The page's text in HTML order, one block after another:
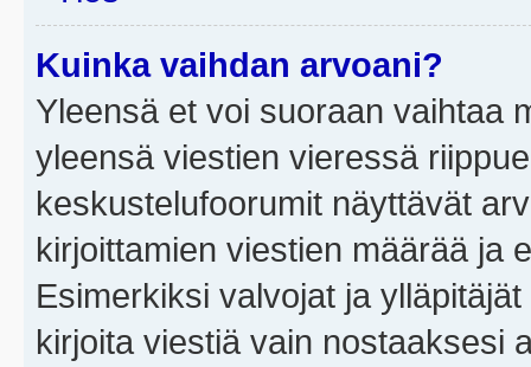
Kuinka vaihdan arvoani?
Yleensä et voi suoraan vaihtaa
yleensä viestien vieressä
keskustelufoorumit näyttävät
kirjoittamien viestien määrää ja
Esimerkiksi valvojat ja
kirjoita viestiä vain nostaaksesi